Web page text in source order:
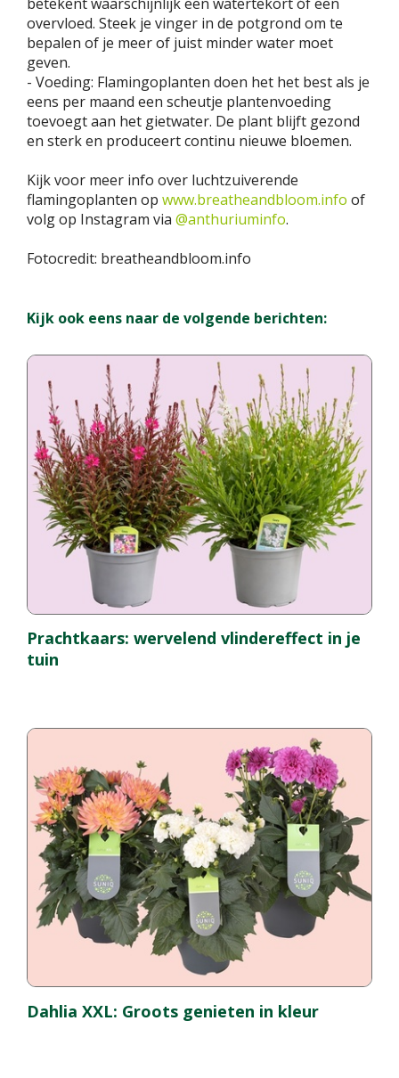
overvloed. Steek je vinger in de potgrond om te
bepalen of je meer of juist minder water moet
geven.
- Voeding: Flamingoplanten doen het het best als je
eens per maand een scheutje plantenvoeding
toevoegt aan het gietwater. De plant blijft gezond
en sterk en produceert continu nieuwe bloemen.
Kijk voor meer info over luchtzuiverende
flamingoplanten op www.breatheandbloom.info of
volg op Instagram via @anthuriuminfo.
Fotocredit: breatheandbloom.info
Kijk ook eens naar de volgende berichten:
Prachtkaars: wervelend vlindereffect in je
tuin
Dahlia XXL: Groots genieten in kleur